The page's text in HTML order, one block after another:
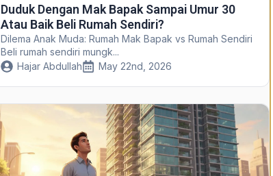
Duduk Dengan Mak Bapak Sampai Umur 30
Atau Baik Beli Rumah Sendiri?
Dilema Anak Muda: Rumah Mak Bapak vs Rumah Sendiri
Beli rumah sendiri mungk...
Hajar Abdullah
May 22nd, 2026